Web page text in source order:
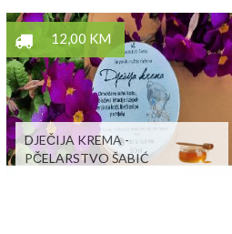
12,00 KM
DJEČIJA KREMA -
PČELARSTVO ŠABIĆ